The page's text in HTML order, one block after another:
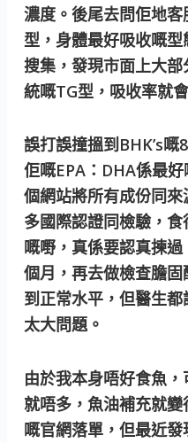
濃度。後尾去問佢地
型，身體最好吸收嘅
搜集，發現市面上大
統嘅TG型，吸收率就
誤打誤撞搵到BHK’s
佢嘅EPA：DHA係最
個網站將所有成份同
多國際認證同檢驗，
嘅嘢，真係要認真揀
個月，再去做檢查膽
到正常水平，但醫生
太大問題。
由於我本身唔好食魚
就唔多，魚油補充就變
嘅官網落單，但最近